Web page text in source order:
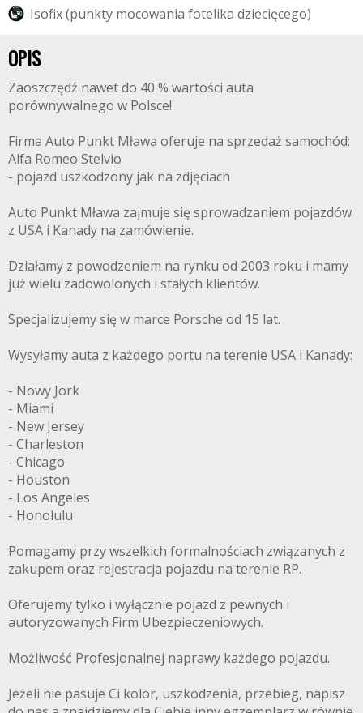
Isofx(punkty mocowania fotelika dziecięcego)
OPIS
Zaoszczędź nawet do 40 % wartości auta
porównywalnego w Polsce!
Firma Auto Punkt Mława oferuje na sprzedaż samochód:
Alfa Romeo Stelvio
- pojazd uszkodzony jak na zdjęciach
Auto Punkt Mława zajmuje się sprowadzaniem pojazdów
z USA i Kanady na zamówienie.
Działamy z powodzeniem na rynku od 2003 roku i mamy
już wielu zadowolonych i stałych klientów.
Specjalizujemy się w marce Porsche od 15 lat.
Wysyłamy auta z każdego portu na terenie USA i Kanady:
- Nowy Jork
- Miami
- New Jersey
- Charleston
- Chicago
- Houston
- Los Angeles
- Honolulu
Pomagamy przy wszelkich formalnościach związanych z
zakupem oraz rejestracja pojazdu na terenie RP.
Oferujemy tylko i wyłącznie pojazd z pewnych i
autoryzowanych Firm Ubezpieczeniowych.
Możliwość Profesjonalnej naprawy każdego pojazdu.
Jeżeli nie pasuje Ci kolor, uszkodzenia, przebieg, napisz